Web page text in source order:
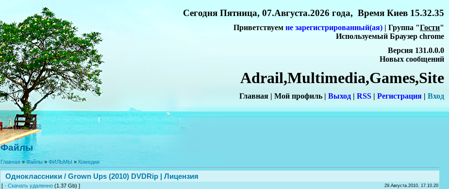
Сегодня Пятница, 07.Августа.2026 года, Время Киев 15.32.35
Приветствуем не зарегистрированный(ая) | Группа "Гости"
Используемый Браузер chrome
Версия 131.0.0.0
Новых сообщений
Adrail,Multimedia,Games,Site
Главная | Мой профиль | Выход | RSS | Регистрация | Вход
Файлы
Главная»Файлы» ФИЛЬМЫ » Комедии
Одноклассники / Grown Ups (2010) DVDRip | Лицензия
[ · Скачать удаленно (1.37 Gb) ] 29.Августа.2010, 17.10.20